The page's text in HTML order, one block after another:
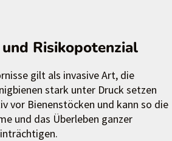
Risikopotenzial
gilt als invasive Art, die
stark unter Druck setzen
vor Bienenstöcken und kann so die
und das Überleben ganzer